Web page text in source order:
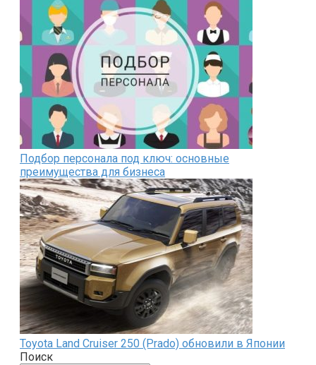
Подбор персонала под ключ: основные
преимущества для бизнеса
Toyota Land Cruiser 250 (Prado) обновили в Японии
Поиск